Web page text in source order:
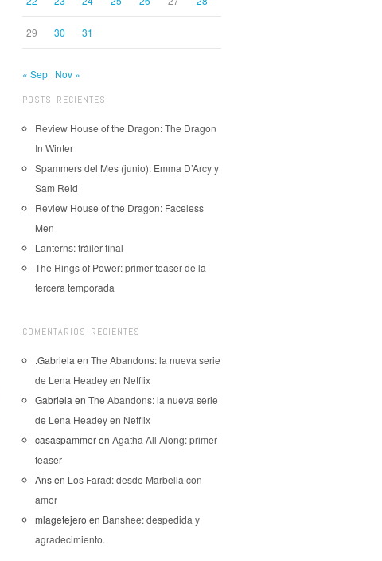
29 30 31
« Sep Nov »
POSTS RECIENTES
Review House of the Dragon: The Dragon
In Winter
Spammers del Mes (junio): Emma D’Arcy y
Sam Reid
Review House of the Dragon: Faceless
Men
Lanterns: tráiler final
The Rings of Power: primer teaser de la
tercera temporada
COMENTARIOS RECIENTES
.Gabriela en The Abandons: la nueva serie
de Lena Headey en Netflix
Gabriela en The Abandons: la nueva serie
de Lena Headey en Netflix
casaspammeren Agatha All Along: primer
teaser
Ansen Los Farad: desde Marbella con
amor
mlagetejero en Banshee: despedida y
agradecimiento.